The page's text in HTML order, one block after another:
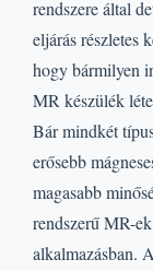
rendszere által
eljárás részletes
hogy bármilyen
MR készülék
Bár mindkét
erősebb
magasabb
rendszerű MR-
alkalmazásban.